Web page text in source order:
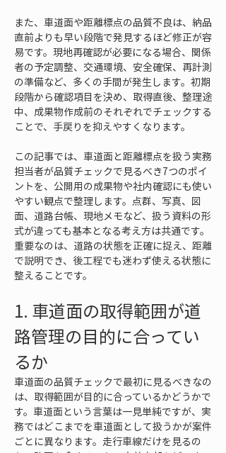
また、車道面や距離標点の品質不良は、納品
直前よりも早い段階で発見するほど修正が容
易です。現地再確認が必要になる場合、関係
者の予定調整、交通環境、安全確保、再計測
の準備など、多くの手間が発生します。初期
段階から確認項目を決め、取得直後、整理途
中、成果物作成前のそれぞれでチェックする
ことで、手戻りを抑えやすくなります。
この記事では、車道面と距離標点を扱う実務
担当者が品質チェックで見るべき7つのポイ
ントを、公開用の成果物や社内確認にも使い
やすい観点で整理します。点群、写真、図
面、道路台帳、現地メモなど、扱う資料の形
式が違っても基本となる考え方は共通です。
重要なのは、道路の状態を正確に捉え、距離
で説明でき、後工程でも迷わず使える状態に
整えることです。
1. 車道面の取得範囲が道
路管理の目的に合ってい
るか
車道面の品質チェックで最初に見るべきなの
は、取得範囲が目的に合っているかどうかで
す。車道面という言葉は一見単純ですが、実
務ではどこまでを車道面として扱うかが案件
ごとに異なります。走行車線だけを見るの